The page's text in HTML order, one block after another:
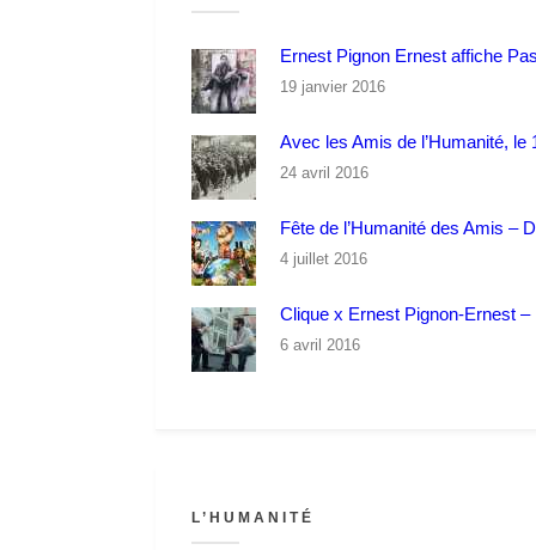
Ernest Pignon Ernest affiche
19 janvier 2016
Avec les Amis de l’Humanité, le
24 avril 2016
Fête de l’Humanité des Amis –
4 juillet 2016
Clique x Ernest Pignon-Ernest
6 avril 2016
L’HUMANITÉ